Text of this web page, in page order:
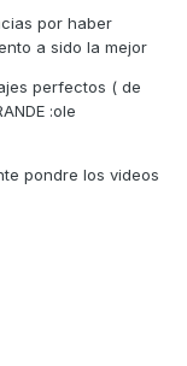
por haber
a sido la mejor
perfectos ( de
:ole
pondre los videos